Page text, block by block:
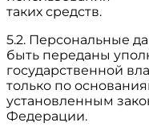
таких средств.
5.2. Персональные
быть переданы
государственной
только по
установленным
Федерации.